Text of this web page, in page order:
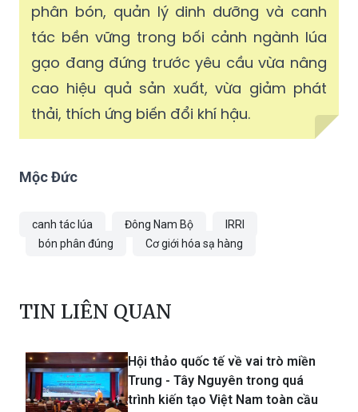
phân bón, quản lý dinh dưỡng và canh
tác bền vững trong bối cảnh ngành lúa
gạo đang đứng trước yêu cầu vừa nâng
cao hiệu quả sản xuất, vừa giảm phát
thải, thích ứng biến đổi khí hậu.
Mộc Đức
canh tác lúa Đông Nam Bộ
IRRI
bón phân đúng
Cơ giới hóa sạ hàng
TIN LIÊN QUAN
Hội thảo quốc tế về vai trò miền
Trung - Tây Nguyên trong quá
trình kiến tạo Việt Nam toàn cầu